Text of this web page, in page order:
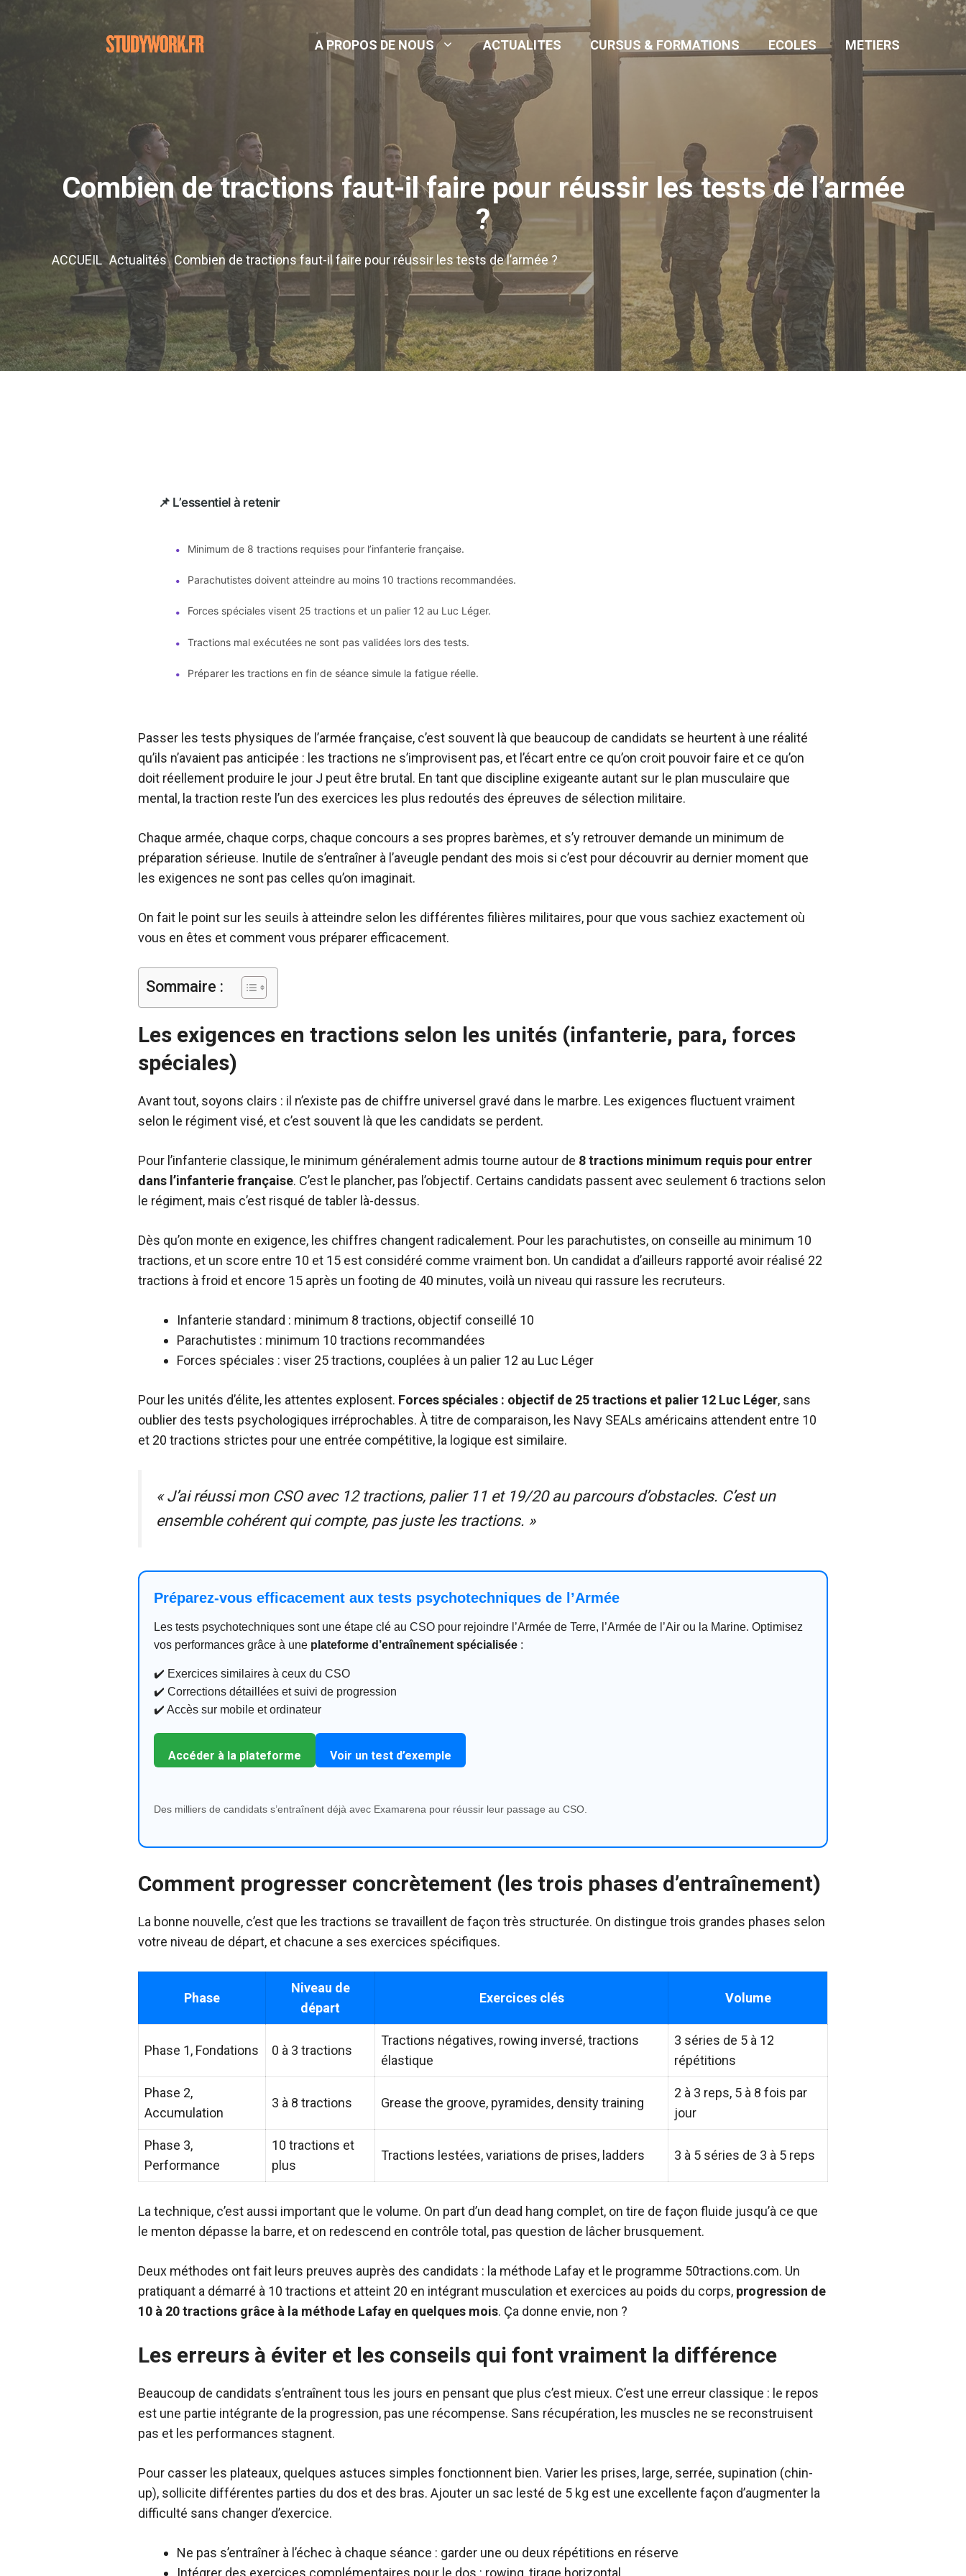
A PROPOS DE NOUS ACTUALITES CURSUS & FORMATIONS ECOLES METIERS
Combien de tractions faut-il faire pour réussir les tests de l’armée
?
ACCUEIL Actualités Combien de tractions faut-il faire pour réussir les tests de l’armée ?
📌 L’essentiel à retenir
• Minimum de 8 tractions requises pour l’infanterie française.
• Parachutistes doivent atteindre au moins 10 tractions recommandées.
• Forces spéciales visent 25 tractions et un palier 12 au Luc Léger.
• Tractions mal exécutées ne sont pas validées lors des tests.
• Préparer les tractions en fin de séance simule la fatigue réelle.
Passer les tests physiques de l’armée française, c’est souvent là que beaucoup de candidats se heurtent à une réalité
qu’ils n’avaient pas anticipée : les tractions ne s’improvisent pas, et l’écart entre ce qu’on croit pouvoir faire et ce qu’on
doit réellement produire le jour J peut être brutal. En tant que discipline exigeante autant sur le plan musculaire que
mental, la traction reste l’un des exercices les plus redoutés des épreuves de sélection militaire.
Chaque armée, chaque corps, chaque concours a ses propres barèmes, et s’y retrouver demande un minimum de
préparation sérieuse. Inutile de s’entraîner à l’aveugle pendant des mois si c’est pour découvrir au dernier moment que
les exigences ne sont pas celles qu’on imaginait.
On fait le point sur les seuils à atteindre selon les différentes filières militaires, pour que vous sachiez exactement où
vous en êtes et comment vous préparer efficacement.
Sommaire :
Les exigences en tractions selon les unités (infanterie, para, forces
spéciales)
Avant tout, soyons clairs : il n’existe pas de chiffre universel gravé dans le marbre. Les exigences fluctuent vraiment
selon le régiment visé, et c’est souvent là que les candidats se perdent.
Pour l’infanterie classique, le minimum généralement admis tourne autour de 8 tractions minimum requis pour entrer
dans l’infanterie française. C’est le plancher, pas l’objectif. Certains candidats passent avec seulement 6 tractions selon
le régiment, mais c’est risqué de tabler là-dessus.
Dès qu’on monte en exigence, les chiffres changent radicalement. Pour les parachutistes, on conseille au minimum 10
tractions, et un score entre 10 et 15 est considéré comme vraiment bon. Un candidat a d’ailleurs rapporté avoir réalisé 22
tractions à froid et encore 15 après un footing de 40 minutes, voilà un niveau qui rassure les recruteurs.
Infanterie standard : minimum 8 tractions, objectif conseillé 10
Parachutistes : minimum 10 tractions recommandées
Forces spéciales : viser 25 tractions, couplées à un palier 12 au Luc Léger
Pour les unités d’élite, les attentes explosent. Forces spéciales : objectif de 25 tractions et palier 12 Luc Léger, sans
oublier des tests psychologiques irréprochables. À titre de comparaison, les Navy SEALs américains attendent entre 10
et 20 tractions strictes pour une entrée compétitive, la logique est similaire.
« J’ai réussi mon CSO avec 12 tractions, palier 11 et 19/20 au parcours d’obstacles. C’est un
ensemble cohérent qui compte, pas juste les tractions. »
Préparez-vous efficacement aux tests psychotechniques de l’Armée
Les tests psychotechniques sont une étape clé au CSO pour rejoindre l’Armée de Terre, l’Armée de l’Air ou la Marine. Optimisez
vos performances grâce à une plateforme d’entraînement spécialisée :
✔️ Exercices similaires à ceux du CSO
✔️ Corrections détaillées et suivi de progression
✔️ Accès sur mobile et ordinateur
Accéder à la plateforme Voir un test d’exemple
Des milliers de candidats s’entraînent déjà avec Examarena pour réussir leur passage au CSO.
Comment progresser concrètement (les trois phases d’entraînement)
La bonne nouvelle, c’est que les tractions se travaillent de façon très structurée. On distingue trois grandes phases selon
votre niveau de départ, et chacune a ses exercices spécifiques.
Phase
Niveau de
départ
Exercices clés Volume
Phase 1, Fondations 0 à 3 tractions
Tractions négatives, rowing inversé, tractions
élastique
3 séries de 5 à 12
répétitions
Phase 2,
Accumulation
3 à 8 tractions Grease the groove, pyramides, density training
2 à 3 reps, 5 à 8 fois par
jour
Phase 3,
Performance
10 tractions et
plus
Tractions lestées, variations de prises, ladders 3 à 5 séries de 3 à 5 reps
La technique, c’est aussi important que le volume. On part d’un dead hang complet, on tire de façon fluide jusqu’à ce que
le menton dépasse la barre, et on redescend en contrôle total, pas question de lâcher brusquement.
Deux méthodes ont fait leurs preuves auprès des candidats : la méthode Lafay et le programme 50tractions.com. Un
pratiquant a démarré à 10 tractions et atteint 20 en intégrant musculation et exercices au poids du corps, progression de
10 à 20 tractions grâce à la méthode Lafay en quelques mois. Ça donne envie, non ?
Les erreurs à éviter et les conseils qui font vraiment la différence
Beaucoup de candidats s’entraînent tous les jours en pensant que plus c’est mieux. C’est une erreur classique : le repos
est une partie intégrante de la progression, pas une récompense. Sans récupération, les muscles ne se reconstruisent
pas et les performances stagnent.
Pour casser les plateaux, quelques astuces simples fonctionnent bien. Varier les prises, large, serrée, supination (chin-
up), sollicite différentes parties du dos et des bras. Ajouter un sac lesté de 5 kg est une excellente façon d’augmenter la
difficulté sans changer d’exercice.
Ne pas s’entraîner à l’échec à chaque séance : garder une ou deux répétitions en réserve